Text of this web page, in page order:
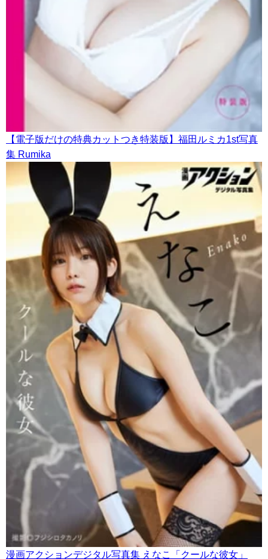
【電子版だけの特典カットつき特装版】福田ルミカ1st写真
集 Rumika
漫画アクションデジタル写真集 えなこ「クールな彼女」